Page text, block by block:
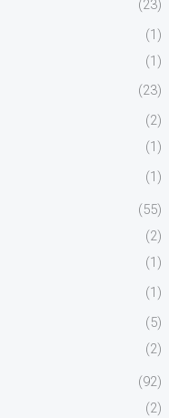
(23)
(1)
(1)
(23)
(2)
(1)
(1)
(55)
(2)
(1)
(1)
(5)
(2)
(92)
(2)